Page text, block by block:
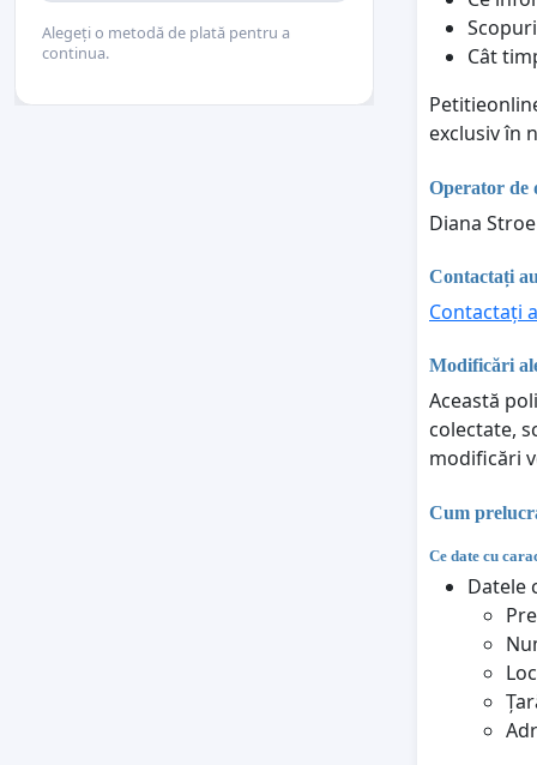
Cât
exclusiv în
Operator de
Diana Stroe
Contactați
Contactați
Modificări
Această
colectate,
modificări
Cum
Ce date cu
Datele
Alegeți o metodă de plată pentru a
continua.